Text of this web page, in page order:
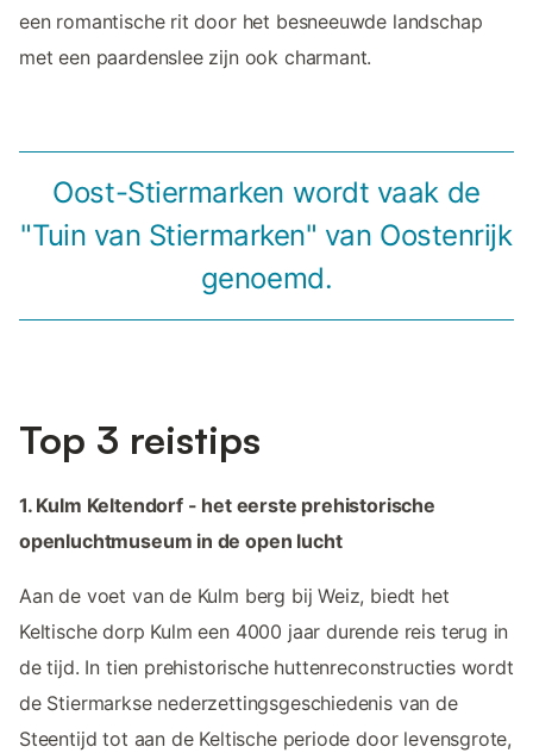
een romantische rit door het besneeuwde landschap
met een paardenslee zijn ook charmant.
Oost-Stiermarken wordt vaak de
"Tuin van Stiermarken" van Oostenrijk
genoemd.
Top 3 reistips
1. Kulm Keltendorf - het eerste prehistorische
openluchtmuseum in de open lucht
Aan de voet van de Kulm berg bij Weiz, biedt het
Keltische dorp Kulm een 4000 jaar durende reis terug in
de tijd. In tien prehistorische huttenreconstructies wordt
de Stiermarkse nederzettingsgeschiedenis van de
Steentijd tot aan de Keltische periode door levensgrote,